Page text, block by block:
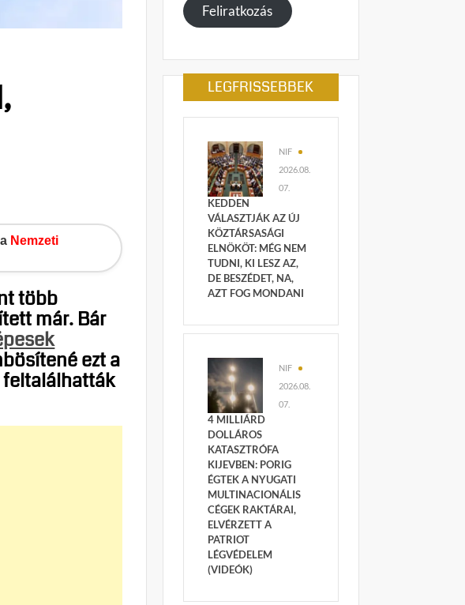
Nemzeti
több
már. Bár
ezt a
feltalálhatták
Feliratkozás
LEGFRISSEBBEK
NIF
2026.08.
07.
KEDDEN
VÁLASZTJÁK AZ ÚJ
KÖZTÁRSASÁGI
ELNÖKÖT: MÉG NEM
TUDNI, KI LESZ AZ,
DE BESZÉDET, NA,
AZT FOG MONDANI
NIF
2026.08.
07.
4 MILLIÁRD
DOLLÁROS
KATASZTRÓFA
KIJEVBEN: PORIG
ÉGTEK A NYUGATI
MULTINACIONÁLIS
CÉGEK RAKTÁRAI,
ELVÉRZETT A
PATRIOT
LÉGVÉDELEM
(VIDEÓK)